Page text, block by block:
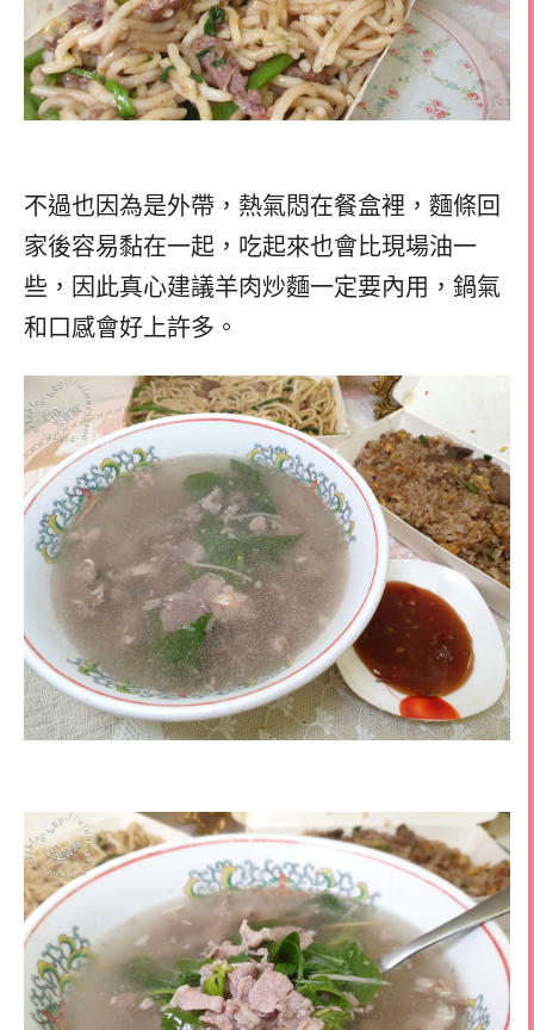
不過也因為是外帶，熱氣悶在餐盒裡，麵條回
家後容易黏在一起，吃起來也會比現場油一
些，因此真心建議羊肉炒麵一定要內用，鍋氣
和口感會好上許多。